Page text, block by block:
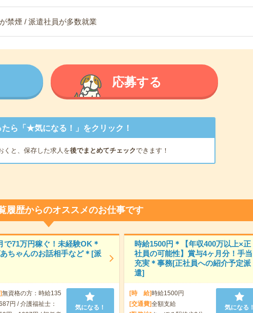
禁煙 / 派遣社員が多数就業
応募する
ら「★気になる！」をクリック！
くと、保存した求人を後でまとめてチェックできます！
履歴からのオススメのお仕事です
で71万円稼ぐ！未経験OK＊
ちゃんのお話相手など＊[派
無資格の方：時給135
円 / 介護福祉士：
気になる！
時給1500円＊【年収400万以上×正
社員の可能性】賞与4ヶ月分！手当
充実＊事務[正社員への紹介予定派
遣]
[時 給]時給1500円
[交通費]全額支給
気になる！